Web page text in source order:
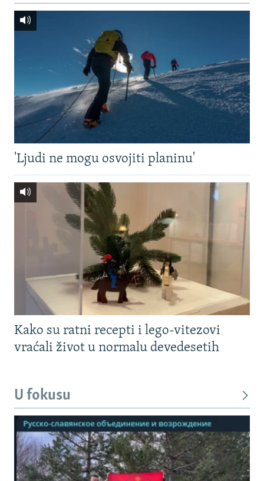
'Ljudi ne mogu osvojiti planinu'
Kako su ratni recepti i lego-vitezovi
vraćali život u normalu devedesetih
U fokusu